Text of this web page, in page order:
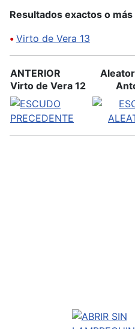
Resultados exactos o
• Virto de Vera 13
ANTERIOR
Virto de Vera 12